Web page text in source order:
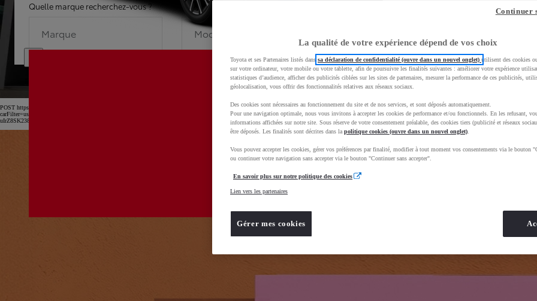
Quelle marque recherchez-vous ?
Marque
Quel modèle recherchez-vous ?
Modèle
Dans quelle
POST https://usc-webcomponents.toyota-europe.com/v1/car-filter-header/fr/fr?
uIrZ8SK238Kn6x2OwfL2isPTEXM0MwD0BvOsZGv7GXbVu52B_rl2xoCnw4QAvD_BwE
La qualité de votre expérience dépend de vos choix
Toyota et ses Partenaires listés dans sa déclaration de confidentialité (ouvre dans un nouvel onglet) utilisent des cookies
sur votre ordinateur, votre mobile ou votre tablette, afin de poursuivre les finalités suivantes : améliorer votre expérience
statistiques d’audience, afficher des publicités ciblées sur les sites de partenaires, mesurer la performance de ces publicités,
géolocalisation, vous offrir des fonctionnalités relatives aux réseaux sociaux.
Des cookies sont nécessaires au fonctionnement du site et de nos services, et sont déposés automatiquement.
Pour une navigation optimale, nous vous invitons à accepter les cookies de performance et/ou fonctionnels. En les refusant,
informations affichées sur notre site. Sous réserve de votre consentement préalable, des cookies tiers (publicité et réseaux
être déposés. Les finalités sont décrites dans la politique cookies (ouvre dans un nouvel onglet)
Vous pouvez accepter les cookies, gérer vos préférences par finalité, modifier à tout moment vos consentements via le bouton
ou continuer votre navigation sans accepter via le bouton "Continuer sans accepter".
En savoir plus sur notre politique des cookies
Lien vers les partenaires
Gérer mes cookies
Continuer